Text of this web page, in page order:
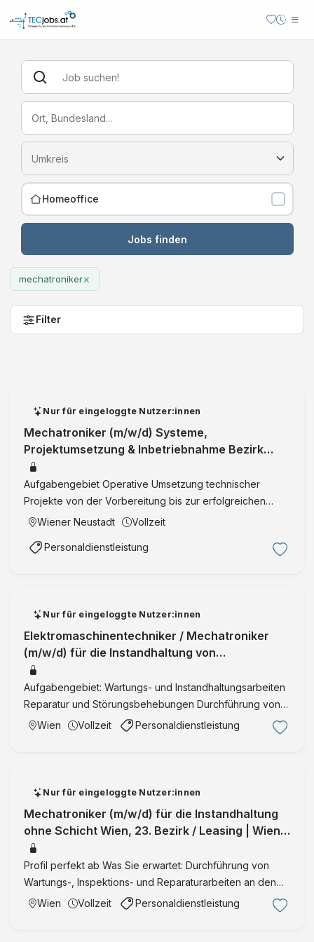
Homeoffice
Jobs finden
mechatroniker×
Filter
Nur für eingeloggte Nutzer:innen
Mechatroniker (m/w/d) Systeme,
Projektumsetzung & Inbetriebnahme Bezirk
Wiener Neustadt Mechatronik
Aufgabengebiet Operative Umsetzung technischer
Projekte von der Vorbereitung bis zur erfolgreichen
Inbetriebnahme Aufbau, Integration und Test
kommunikationstechnischer Systeme Mit …
Wiener Neustadt Vollzeit
Personaldienstleistung
Nur für eingeloggte Nutzer:innen
Elektromaschinentechniker / Mechatroniker
(m/w/d) für die Instandhaltung von
Produktionsanlagen Wien, 21. Bezirk / Flori
Aufgabengebiet: Wartungs- und Instandhaltungsarbeiten
Reparatur und Störungsbehebungen Durchführung von
Ein- und Umstellungsarbeiten Sicherstellung des
Wien Vollzeit Personaldienstleistung
Nur für eingeloggte Nutzer:innen
Mechatroniker (m/w/d) für die Instandhaltung
ohne Schicht Wien, 23. Bezirk / Leasing | Wien |
Vollzeit | IntegrationID:3
Profil perfekt ab Was Sie erwartet: Durchführung von
Wartungs-, Inspektions- und Reparaturarbeiten an den
vorhandenen Anlagen Analyse, Diagnose und Behebung
Wien Vollzeit Personaldienstleistung